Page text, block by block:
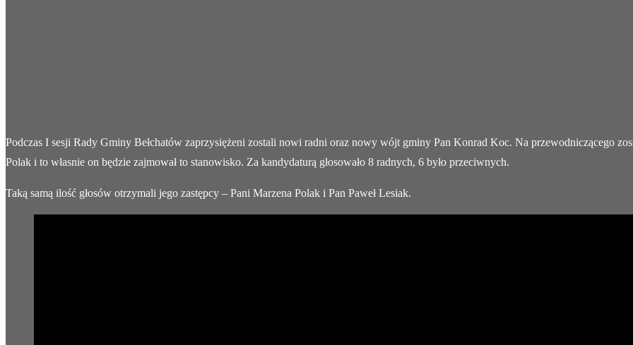
Podczas I sesji Rady Gminy Bełchatów zaprzysiężeni zostali nowi radni oraz nowy wójt gminy Pan Konrad Koc. Na przewodniczącego
Polak i to własnie on będzie zajmował to stanowisko. Za kandydaturą głosowało 8 radnych, 6 było przeciwnych.
Taką samą ilość głosów otrzymali jego zastępcy – Pani Marzena Polak i Pan Paweł Lesiak.